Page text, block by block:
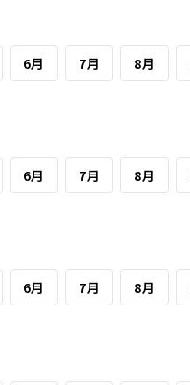
6月 7月 8月
6月 7月 8月
6月 7月 8月